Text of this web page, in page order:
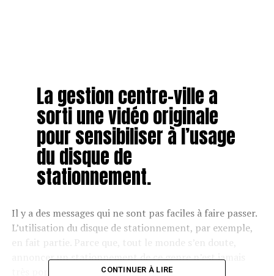
La gestion centre-ville a
sorti une vidéo originale
pour sensibiliser à l’usage
du disque de
stationnement.
Il y a des messages qui ne sont pas faciles à faire passer.
L’utilisation du disque de stationnement, par exemple,
en fait partie. Parce que, tout le monde s’en doute,
annoncer un stationnement de ce genre n’est jamais
CONTINUER À LIRE